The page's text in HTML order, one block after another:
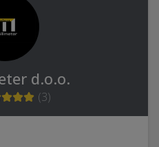
d.o.o.
(3)